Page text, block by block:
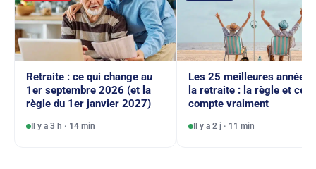
Retraite : ce qui change au
1er septembre 2026 (et la
règle du 1er janvier 2027)
Il y a 3 h · 14 min
Les 25 meilleures années
la retraite : la règle et ce
compte vraiment
Il y a 2 j · 11 min